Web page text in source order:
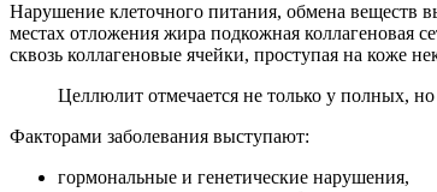
Нарушение клеточного питания, обмена
местах отложения жира подкожная коллагеновая
сквозь коллагеновые ячейки, проступая на коже
Целлюлит отмечается не только у полных,
Факторами заболевания выступают:
гормональные и генетические нарушения,